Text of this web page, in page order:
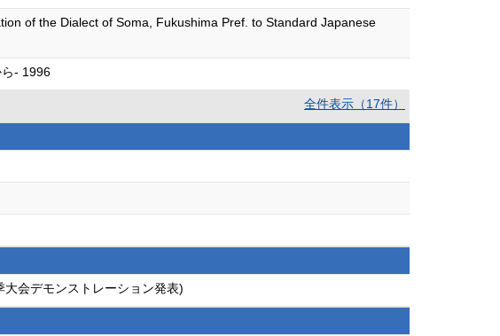
of the Dialect of Soma, Fukushima Pref. to Standard Japanese
- 1996
全件表示（17件）
大会デモンストレーション発表)